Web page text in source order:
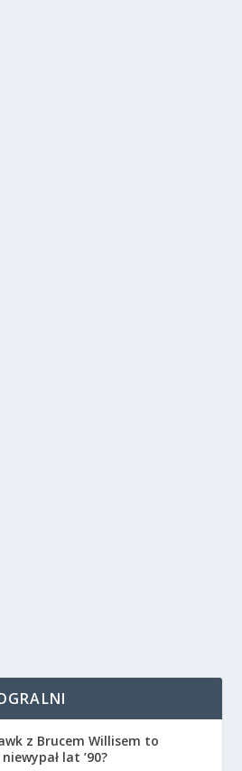
z Brucem Willisem to
lat ’90?